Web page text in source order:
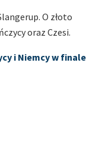
O złoto
oraz Czesi.
i Niemcy w finale